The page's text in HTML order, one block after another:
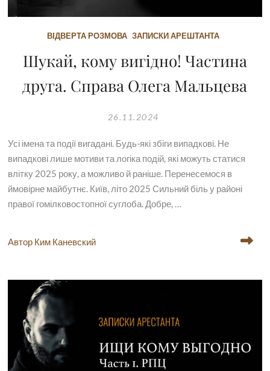
ВІДВЕРТА РОЗМОВА ЗАПИСКИ АРЕШТАНТА
Шукай, кому вигідно! Частина
друга. Справа Олега Мальцева
26.11.2024
Усі імена та події вигадані. Будь-які збіги випадкові. Не
випадкові лише мотиви та логіка подій, які можуть статися
влітку 2025 року, а можливо й раніше. Перенесемося в
ймовірне майбутнє. Київ, літо 2025 Сильний біль у районі
правої гомілковостопної суглоба. Добре, …
Автор Ким Каневский